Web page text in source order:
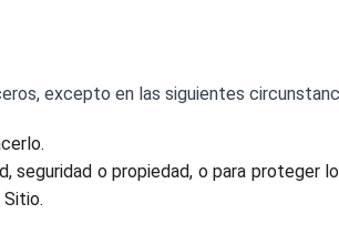
excepto en las siguientes
seguridad o propiedad, o para proteger